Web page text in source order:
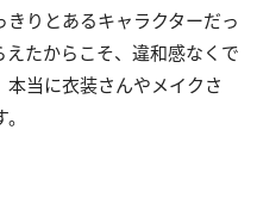
りとあるキャラクターだっ
たからこそ、違和感なくで
当に衣装さんやメイクさ